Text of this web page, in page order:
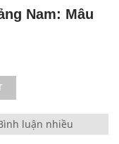
Nam: Mâu
luận nhiều